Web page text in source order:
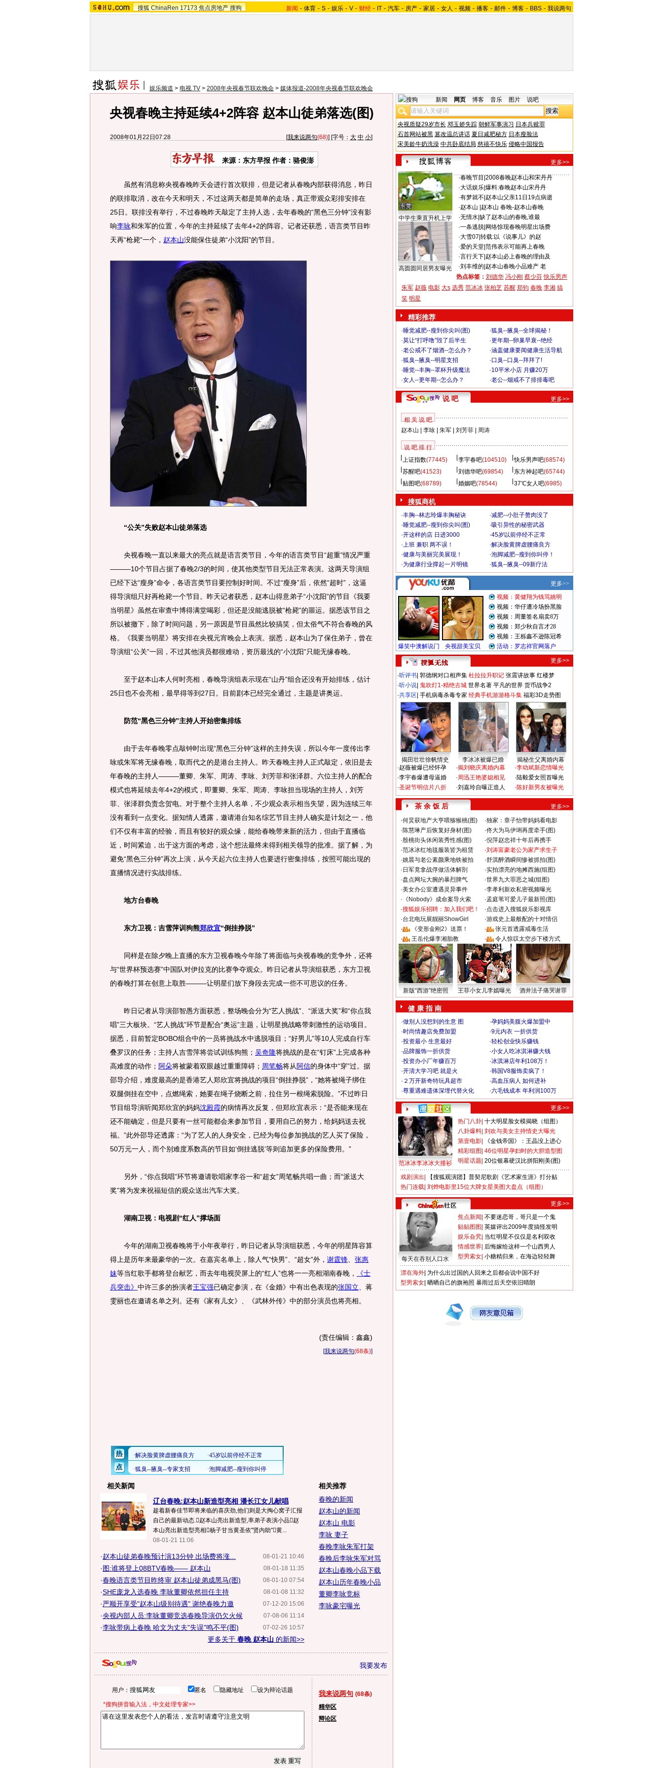
搜狐 ChinaRen 17173 焦点房地产 搜狗 新闻 - 体育 - S - 娱乐 - V - 财经 - IT - 汽车 - 房产 - 家居 - 女人 - 视频 - 播客 - 邮件 - 博客 - BBS - 我说两句
娱乐频道 > 电视 TV > 2008年央视春节联欢晚会 > 媒体报道-2008年央视春节联欢晚会
央视春晚主持延续4+2阵容 赵本山徒弟落选(图)
2008年01月22日07:28 [我来说两句(68)] [字号： 大 中 小]
来源：东方早报 作者：骆俊澎
虽然有消息称央视春晚昨天会进行首次联排，但是记者从春晚内部获得消息，昨日
的联排取消，改在今天和明天，不过这两天都是简单的走场，真正带观众彩排安排在
25日。联排没有举行，不过春晚昨天敲定了主持人选，去年春晚的“黑色三分钟”没有影
响李咏和朱军的位置，今年的主持延续了去年4+2的阵容。记者还获悉，语言类节目昨
天再“枪毙”一个， 赵本山没能保住徒弟“小沈阳”的节目。
“公关”失败赵本山徒弟落选
央视春晚一直以来最大的亮点就是语言类节目，今年的语言类节目“超重”情况严重
———10个节目占据了春晚2/3的时间，使其他类型节目无法正常表演。这两天导演组
已经下达“瘦身”命令，各语言类节目要控制好时间。不过“瘦身”后，依然“超时”，这逼
得导演组只好再枪毙一个节目。昨天记者获悉，赵本山得意弟子“小沈阳”的节目《我要
当明星》虽然在审查中博得满堂喝彩，但还是没能逃脱被“枪毙”的噩运。据悉该节目之
所以被撤下，除了时间问题，另一原因是节目虽然比较搞笑，但太俗气不符合春晚的风
格。《我要当明星》将安排在央视元宵晚会上表演。据悉，赵本山为了保住弟子，曾在
导演组“公关”一回，不过其他演员都很难动，资历最浅的“小沈阳”只能无缘春晚。
至于赵本山本人何时亮相，春晚导演组表示现在“山丹”组合还没有开始排练，估计
25日也不会亮相，最早得等到27日。目前剧本已经完全通过，主题是讲奥运。
防范“黑色三分钟”主持人开始密集排练
由于去年春晚零点敲钟时出现“黑色三分钟”这样的主持失误，所以今年一度传出李
咏或朱军将无缘春晚，取而代之的是港台主持人。昨天春晚主持人正式敲定，依旧是去
年春晚的主持人———董卿、朱军、周涛、李咏、刘芳菲和张泽群。六位主持人的配合
模式也将延续去年4+2的模式，即董卿、朱军、周涛、李咏担当现场的主持人，刘芳
菲、张泽群负责念贺电。对于整个主持人名单，不少观众表示相当失望，因为连续三年
没有看到一点变化。据知情人透露，邀请港台知名综艺节目主持人确实是计划之一，他
们不仅有丰富的经验，而且有较好的观众缘，能给春晚带来新的活力，但由于直播临
近，时间紧迫，出于这方面的考虑，这个想法最终未得到相关领导的批准。据了解，为
避免“黑色三分钟”再次上演，从今天起六位主持人也要进行密集排练，按照可能出现的
直播情况进行实战排练。
地方台春晚
东方卫视：吉雪萍训狗熊郑欣宜“倒挂挣脱”
同样是在除夕晚上直播的东方卫视春晚今年除了将面临与央视春晚的竞争外，还将
与“世界杯预选赛”中国队对伊拉克的比赛争夺观众。昨日记者从导演组获悉，东方卫视
的春晚打算在创意上取胜———让明星们放下身段去完成一些不可思议的任务。
昨日记者从导演邵智愚方面获悉，整场晚会分为“艺人挑战”、“派送大奖”和“你点我
唱”三大板块。“艺人挑战”环节是配合“奥运”主题，让明星挑战略带刺激性的运动项目。
据悉，目前暂定BOBO组合中的一员将挑战水中逃脱项目；“好男儿”等10人完成自行车
叠罗汉的任务；主持人吉雪萍将尝试训练狗熊； 吴奇隆将挑战的是在“钉床”上完成各种
高难度的动作； 阿朵将被蒙着双眼越过重重障碍； 周笔畅将从 阿信的身体中“穿”过。据
邵导介绍，难度最高的是香港艺人郑欣宜将挑战的项目“倒挂挣脱”，“她将被绳子绑住
双腿倒挂在空中，点燃绳索，她要在绳子烧断之前，拉住另一根绳索脱险。”不过昨日
节目组导演听闻郑欣宜的妈妈沈殿霞的病情再次反复，但郑欣宜表示：“是否能来现在
还不能确定，但是只要有一丝可能都会来参加节目，要用自己的努力，给妈妈送去祝
福。”此外邵导还透露：“为了艺人的人身安全，已经为每位参加挑战的艺人买了保险，
50万元一人，而个别难度系数高的节目如‘倒挂逃脱’等则追加更多的保险费用。”
另外，“你点我唱”环节将邀请歌唱家李谷一和“超女”周笔畅共唱一曲；而“派送大
奖”将为发来祝福短信的观众送出汽车大奖。
湖南卫视：电视剧“红人”撑场面
今年的湖南卫视春晚将于小年夜举行，昨日记者从导演组获悉，今年的明星阵容算
得上是历年来最豪华的一次。在嘉宾名单上，除人气“快男”、“超女”外， 谢霆锋
张惠
妹等当红歌手都将登台献艺，而去年电视荧屏上的“红人”也将一一亮相湖南春晚，
《士
兵突击》 中许三多的扮演者王宝强已确定参演，在《金婚》中有出色表现的张国立 、蒋
雯丽也在邀请名单之列。还有《家有儿女》、《武林外传》中的部分演员也将亮相。
(责任编辑：鑫鑫)
[我来说两句(68条)]
相关新闻
辽台春晚:赵本山新造型亮相 潘长江女儿献唱
趁着新春佳节即将来临的喜庆劲,他们则是大掏心窝子汇报
自己的最新动态.赵本山亮出新造型,率弟子表演小品赵
本山亮出新造型亮相杨子甘当黄圣依"贤内助"黄...
08-01-21 11:06
08-01-21 10:46
·赵本山徒弟春晚预计演13分钟 出场费将涨...
08-01-18 11:35
·图:谁将登上08BTV春晚—— 赵本山
08-01-10 07:54
·春晚语言类节目昨终审 赵本山徒弟成黑马(图)
08-01-08 11:32
·SHE庞龙入选春晚 李咏董卿依然担任主持
07-12-20 15:06
·严顺开享受"赵本山级别待遇" 谢绝春晚力邀
07-08-06 11:14
·央视内部人员:李咏董卿竞选春晚导演仍欠火候
07-02-26 10:57
·李咏带病上春晚 哈文为丈夫"失误"鸣不平(图)
更多关于 春晚 赵本山 的新闻>>
相关推荐
春晚的新闻
赵本山的新闻
赵本山 电影
李咏 妻子
春晚李咏朱军打架
春晚后李咏朱军对骂
赵本山春晚小品下载
赵本山历年春晚小品
董卿李咏竞标
李咏豪宅曝光
我要发布
用户： 匿名 隐藏地址 设为辩论话题
*搜狗拼音输入法，中文处理专家>>
我来说两句 (68条)
精华区
辩论区
新闻 网页 博客 音乐 图片 说吧
央视质疑29岁市长 邓玉娇失踪 朝鲜军事演习 日本兵赎罪
石首网站被黑 篡改温总讲话 夏日减肥秘方 日本瘦脸法
宋美龄牛奶洗澡 中共卧底结局 慈禧不快乐 侵略中国报告
更多>>
中学生乘直升机上学
高圆圆同居男友曝光
·春晚节目 2008春晚赵本山和宋丹丹
·大话娱乐| 爆料:春晚赵本山宋丹丹
·有梦就不 赵本山父亲11日19点病逝
·赵本山 赵本山 春晚-赵本山春晚
·无情水| 缺了赵本山的春晚,谁最
·一条逃脱| 网络惊现春晚明星出场费
·大雪07 转载:以《说事儿》的赵
·爱的天堂| 范伟表示可能再上春晚
·言行天下| 赵本山必上春晚的理由及
·刘丰维的 赵本山春晚小品难产 老
热点标签： 刘德华 冯小刚 蔡少芬 快乐男声
朱军 赵薇 电影 大s 选秀 范冰冰 张柏芝 苏醒 郑钧 春晚 李湘 搞
笑 明星
精彩推荐
·睡觉减肥--瘦到你尖叫(图) ·狐臭--腋臭--全球揭秘！
·莫让“打呼噜”毁了后半生 ·更年期--卵巢早衰--绝经
·老公戒不了烟酒--怎么办？ ·涵盖健康要闻健康生活导航
·狐臭--腋臭--明星支招 ·口臭--口臭--拜拜了!
·睡觉--丰胸--罩杯升级魔法 ·10平米小店 月赚20万
·女人--更年期--怎么办？ ·老公--烟戒不了排排毒吧
说 吧 更多>>
相 关 说 吧
赵本山
李咏| 朱军| 刘芳菲| 周涛
说 吧 排 行
上证指数(77445) 李宇春吧(104510) 快乐男声吧(68574)
苏醒吧(41523) 刘德华吧(69854) 东方神起吧(65744)
贴图吧(68789) 婚姻吧(78544) 37℃女人吧(6985)
搜狐商机
·丰胸--林志玲爆丰胸秘诀 ·减肥--小肚子赘肉没了
·睡觉减肥--瘦到你尖叫(图) ·吸引异性的秘密武器
·开这样的店 日进3000 ·45岁以前停经不正常
·上班 兼职 两不误！ ·解决脸黄脾虚腰痛良方
·健康与美丽完美展现！ ·泡脚减肥--瘦到你叫停！
·为健康行业撑起一片明镜 ·狐臭--腋臭--09新疗法
更多>>
·听评书 郭德纲对口相声集 杜拉拉升职记 张震讲故事 红楼梦
·听小说 鬼吹灯1-精绝古城 世界名著 平凡的世界 货币战争2
·共享区 手机病毒杀毒专家 经典手机游游格斗集 福彩3D走势图
揭田壮壮徐帆情史 李冰冰被爆已婚
揭秘生父离婚内幕
·赵薇被爆已经怀孕
·李宇春爆遭母逼婚
·圣诞节明信片八折
·揭刘晓庆离婚内幕
·周迅王艳婆媳相见
·刘嘉玲自曝正造人
·李幼斌新恋情曝光
·陆毅爱女照首曝光
·陈好新男友被曝光
茶 余 饭 后
更多>>
·何炅获地产大亨喂猕猴桃(图) ·独家：章子怡带妈妈看电影
·陈慧琳产后恢复好身材(图) ·佟大为马伊琍再度牵手(图)
·殷桃街头休闲装秀性感(图) ·倪萍赵忠祥十年后再携手
·范冰冰红地毯服装皆为租赁 ·刘涛富豪老公为家产求生子
·姚晨与老公素颜乘地铁被拍 ·舒淇醉酒瞬间惨被抓拍(图)
· 日军竟拿战俘做活体解剖 ·实拍漂亮的地摊西施(组图)
·盘点网坛大腕的暴烈脾气 ·世界九大罪恶之城(组图)
·美女办公室遭遇灵异事件 ·李孝利新欢私密视频曝光
· 《Nobody》成命案导火索 ·孟庭苇可爱儿子最新照(图)
·搜狐娱乐招聘：加入我们吧！ ·点击进入搜狐娱乐影视库
·台北电玩展靓丽ShowGirl ·游戏史上最般配的十对情侣
·
《变形金刚2》送票！ ·
张元首透露戒毒生活
·
王岳伦爆李湘胎教 · 令人惊叹太空步下楼方式
新版“西游”绝密照 王菲小女儿李嫣曝光 酒井法子痛哭谢罪
健 康 指 南
·做别人没想到的生意 图 ·孕妈妈美腹火爆加盟中
·时尚情趣店免费加盟 ·9元内衣 一折供货
·投资最小 生意最好 ·轻松创业快乐赚钱
·品牌服饰一折供货 ·小女人吃冰淇淋赚大钱
·投资办小厂年赚百万 ·冰淇淋店年利108万！
·开清大学习吧 就是火 ·韩国V8服饰卖疯了！
· ２万开新奇特玩具超市 ·高血压病人 如何进补
·尊重遇难遗体深埋代替火化 ·六毛钱成本 年利润100万
更多>>
范冰冰李冰冰大撞衫
热门八卦 十大明星脸女模揭晓（组图）
八卦爆料 刘欢与美女主持情史大曝光
第壹电影
《金钱帝国》：王晶没上进心
精彩组图 46位明星孕妇时的大胆造型图
明星话题 20位银幕硬汉比拼阳刚美(图)
戏剧演出
【搜狐观演团】普契尼歌剧《艺术家生涯》打分贴
热门连载 刘烨电影里15位大牌女星美图大盘点（组图）
更多>>
每天在吞别人口水
焦点新闻 不要迷恋哥，哥只是一个鬼
贴贴图图 英媒评出2009年度搞怪发明
娱乐旮旯 当红明星不仅仅是名利双收
情感世界 后悔嫁给这样一个山西男人
型男索女 小糖精归来，在海边轻轻舞
漂在海外 为什么出过国的人回来之后都会说中国不好
型男索女 晒晒自己的旗袍照 暴雨过后天空依旧晴朗